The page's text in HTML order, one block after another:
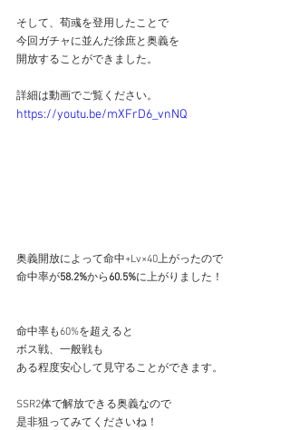
そして、荀彧を登用したことで
今回ガチャに並んだ徐庶と奥義を
開放することができました。
詳細は動画でご覧ください。
https://youtu.be/mXFrD6_vnNQ
奥義開放によって命中+Lv×40上がったので
命中率が58.2%から60.5%に上がりました！
命中率も60%を超えると
ボス戦、一般戦も
ある程度安心して見守ることができます。
SSR2体で解放できる奥義なので
是非狙ってみてくださいね！